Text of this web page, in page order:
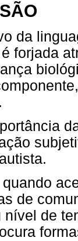
da
forjada
de
nível de